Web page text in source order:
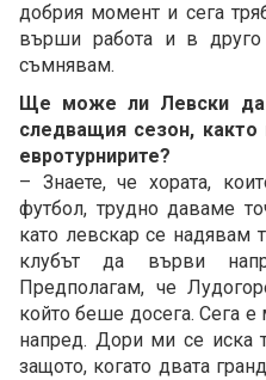
добрия момент и сега
върши работа и в
съмнявам.
Ще може ли Левски да
следващия сезон,
евротурнирите?
– Знаете, че хората,
футбол, трудно даваме
като левскар се надявам
клубът да върви
Предполагам, че
който беше досега. Сега
напред. Дори ми се иска
защото, когато двата